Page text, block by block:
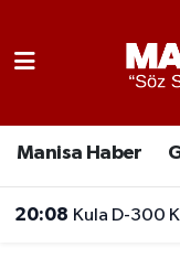
Manisa Haber
20:08 Kula D-300
Manisa